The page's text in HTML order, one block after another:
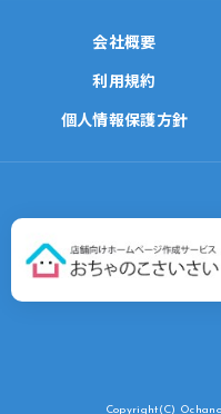
会社概要
利用規約
個人情報保護方針
Copyright(C)